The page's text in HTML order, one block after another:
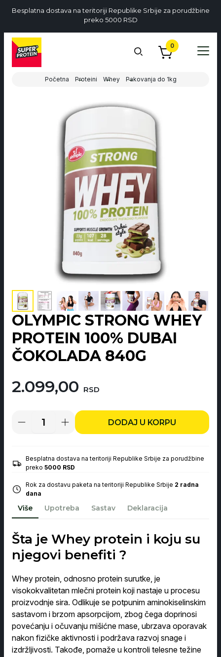
Besplatna dostava na teritoriji Republike Srbije za porudžbine
preko 5000 RSD
0
Početna Proteini Whey Pakovanja do 1kg
OLYMPIC STRONG WHEY
PROTEIN 100% DUBAI
ČOKOLADA 840G
2.099,00 RSD
Olympic
100%
Dubai
Čokolada
840g
količina
DODAJ U KORPU
Besplatna dostava na teritoriji Republike Srbije za porudžbine
preko 5000 RSD
Rok za dostavu paketa na teritoriji Republike Srbije 2 radna
dana
Više Upotreba Sastav Deklaracija
Šta je Whey protein i koju su
njegovi benefiti ?
Whey protein, odnosno protein surutke, je
visokokvalitetan mlečni protein koji nastaje u procesu
proizvodnje sira. Odlikuje se potpunim aminokiselinskim
sastavom i brzom apsorpcijom, zbog čega doprinosi
povećanju i očuvanju mišićne mase, ubrzava oporavak
nakon fizičke aktivnosti i podržava razvoj snage i
izdržljivosti. Takođe, pomaže u kontroli telesne težine